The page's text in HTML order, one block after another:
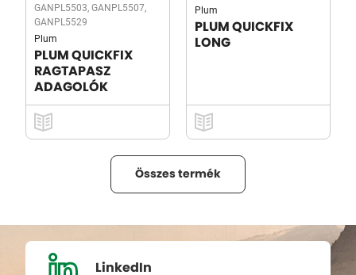
GANPL5503, GANPL5507,
GANPL5529
Plum
PLUM QUICKFIX
RAGTAPASZ
ADAGOLÓK
Plum
PLUM QUICKFIX
LONG
Összes termék
LinkedIn